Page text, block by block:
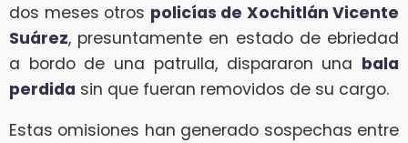
dos meses otros policías de Xochitlán Vicente
Suárez, presuntamente en estado de ebriedad
a bordo de una patrulla, dispararon una bala
perdida sin que fueran removidos de su cargo.
Estas omisiones han generado sospechas entre